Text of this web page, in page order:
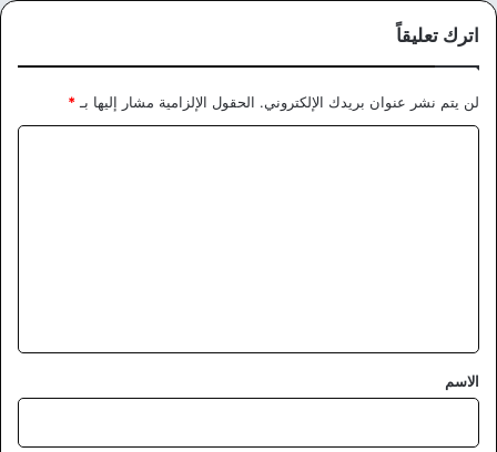
اترك تعليقاً
لن يتم نشر عنوان بريدك الإلكتروني. الحقول الإلزامية مشار إليها بـ *
*
الاسم